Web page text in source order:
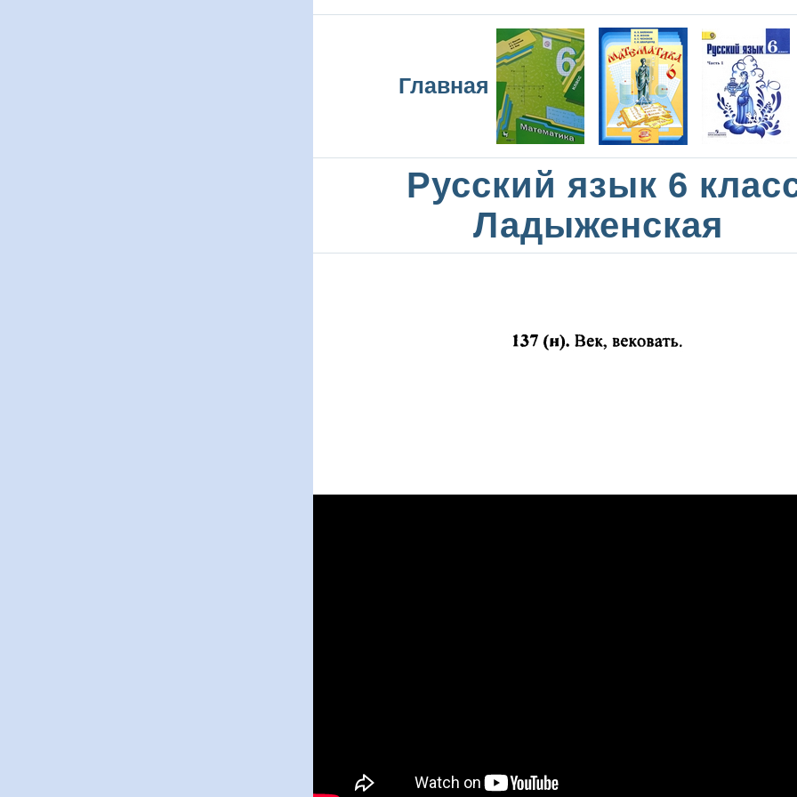
Главная
Русский язык 6
Ладыженская